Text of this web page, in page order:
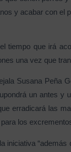
y acabar con
tiempo que irá
una vez que
Susana Peña
un antes
erradicará las
los